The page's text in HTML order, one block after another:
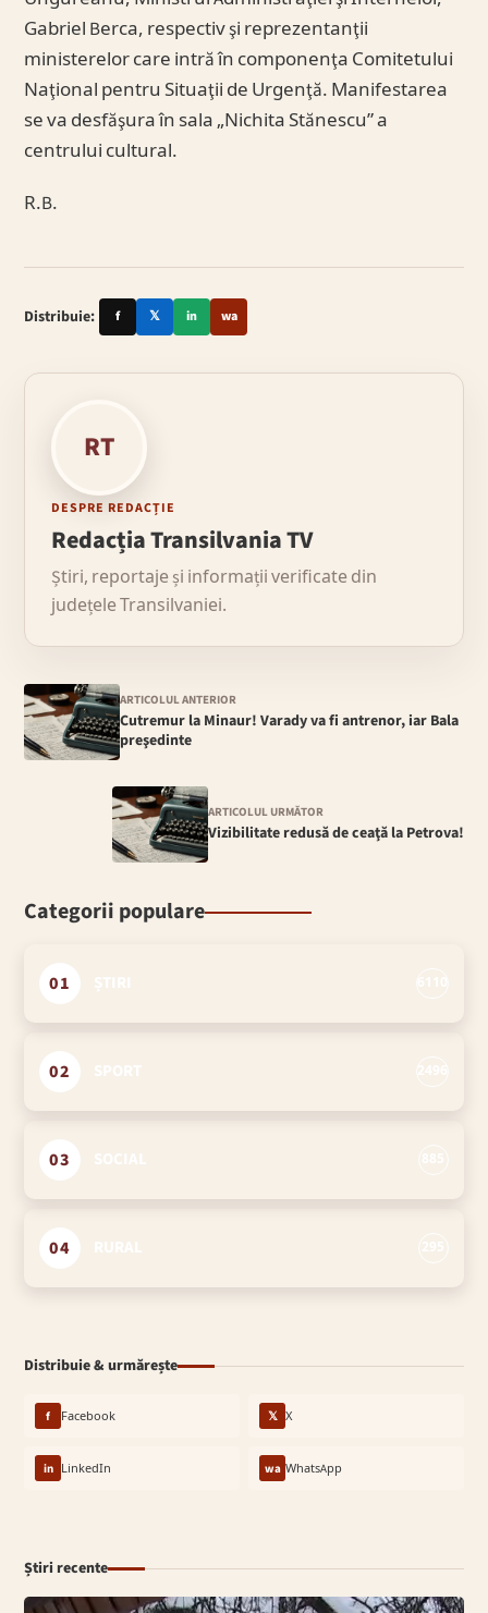
Gabriel Berca, respectiv şi reprezentanţii
ministerelor care intră în componenţa Comitetului
Naţional pentru Situaţii de Urgenţă. Manifestarea
se va desfăşura în sala „Nichita Stănescu” a
centrului cultural.
R.B.
Distribuie: f 𝕏 in wa
RT
DESPRE REDACȚIE
Redacția Transilvania TV
Știri, reportaje și informații verificate din
județele Transilvaniei.
ARTICOLUL ANTERIOR
Cutremur la Minaur! Varady va fi antrenor, iar Bala
preşedinte
ARTICOLUL URMĂTOR
Vizibilitate redusă de ceaţă la Petrova!
Categorii populare
01
02
03
04
Distribuie & urmărește
f Facebook 𝕏 X
in LinkedIn wa WhatsApp
Știri recente